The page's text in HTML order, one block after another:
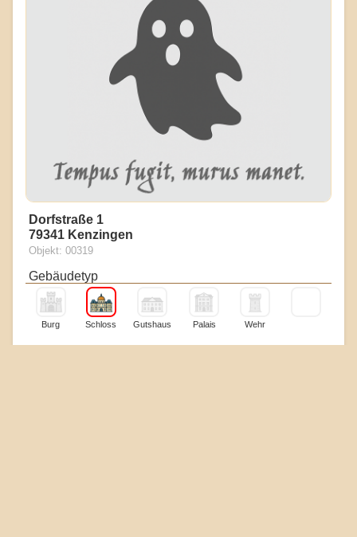
Dorfstraße 1
79341 Kenzingen
Objekt: 00319
Gebäudetyp
Burg Schloss Gutshaus Palais Wehr